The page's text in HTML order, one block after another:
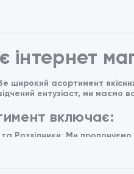
інтернет
широкий асортимент
ентузіаст, ми маємо
включає:
Розхідники: Ми
свій квадроцикл